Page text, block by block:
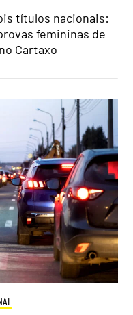
títulos nacionais:
femininas de
Cartaxo